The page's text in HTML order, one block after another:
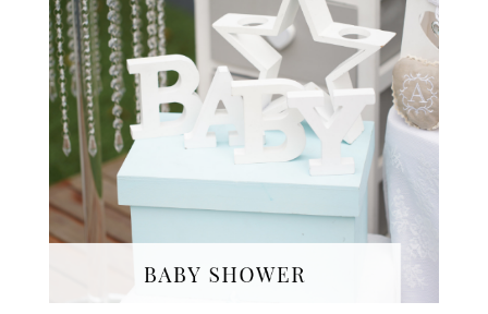
Décoration, traiteurs,
confection, cadeaux invités
: nous organisons une
Baby Shower
personnalisée pour votre
enfant, en mode pep's,